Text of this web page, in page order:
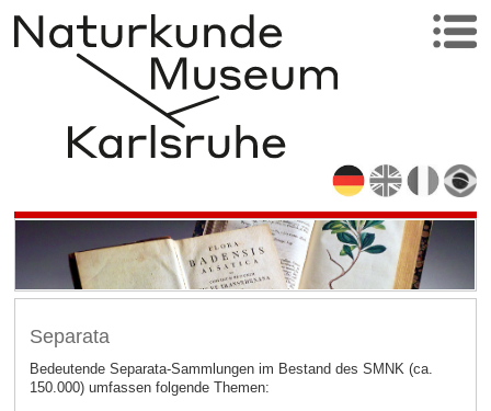
Separata
Bedeutende Separata-Sammlungen im Bestand des SMNK (ca.
150.000) umfassen folgende Themen: